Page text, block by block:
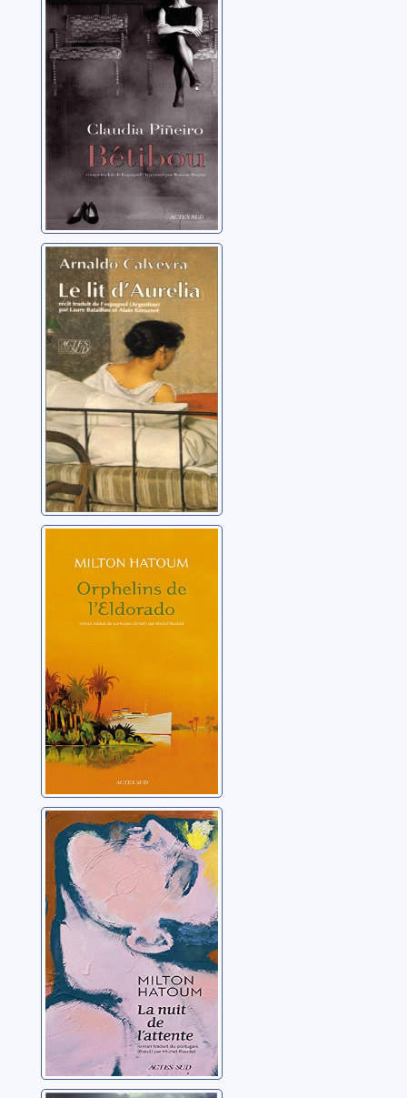
Pineiro, Claudia
Le lit d'Aurelia:
récit
Calveyra, Arnaldo
l'Eldorado
Hatoum, Milton
La nuit de
l'attente
Hatoum, Milton